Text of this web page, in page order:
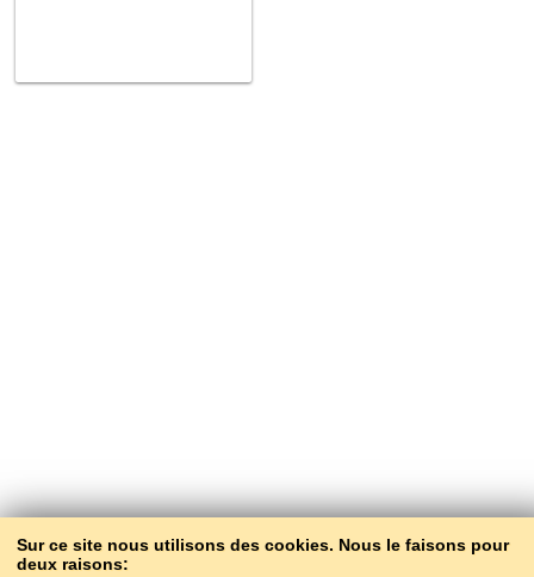
Sur ce site nous utilisons des cookies. Nous le faisons pour
deux raisons: